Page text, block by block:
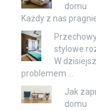
domu
Każdy z nas
stylowe
W
problemem …
Jak
domu